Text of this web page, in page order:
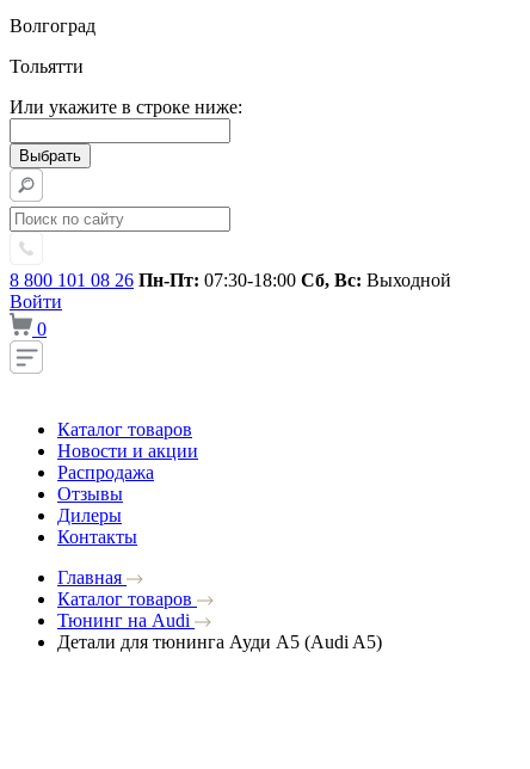
Волгоград
Тольятти
Или укажите в строке ниже:
8 800 101 08 26 Пн-Пт: 07:30-18:00 Сб, Вс: Выходной
Войти
0
Каталог товаров
Новости и акции
Распродажа
Отзывы
Дилеры
Контакты
Главная
Каталог товаров
Тюнинг на Audi
Детали для тюнинга Ауди A5 (Audi A5)